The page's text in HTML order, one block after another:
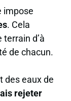
impose
. Cela
d’à
de chacun.
des eaux de
rejeter